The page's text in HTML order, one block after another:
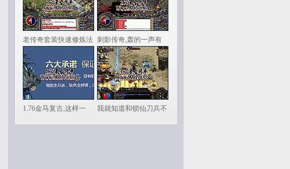
老传奇套装快速修炼法 刺影传奇,轰的一声有
1.76金马复古,这样一 我就知道和锁仙刀兵不